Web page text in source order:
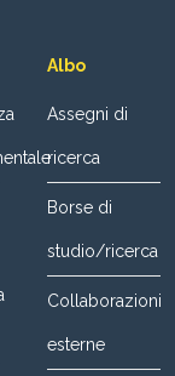
Albo
Assegni di
ricerca
Borse di
studio/ricerca
Collaborazioni
esterne